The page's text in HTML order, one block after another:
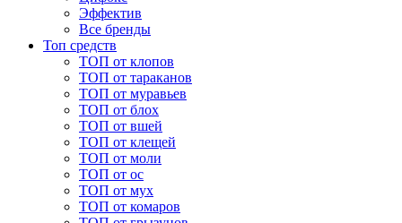
Эффектив
Все бренды
Топ средств
ТОП от клопов
ТОП от тараканов
ТОП от муравьев
ТОП от блох
ТОП от вшей
ТОП от клещей
ТОП от моли
ТОП от ос
ТОП от мух
ТОП от комаров